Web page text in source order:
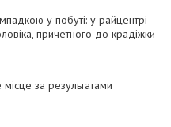
у побуті: у райцентрі
причетного до крадіжки
за результатами